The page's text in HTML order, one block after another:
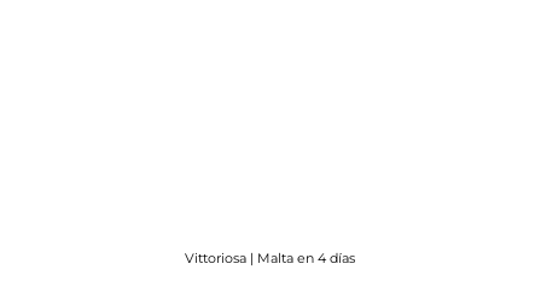
Vittoriosa | Malta en 4 días